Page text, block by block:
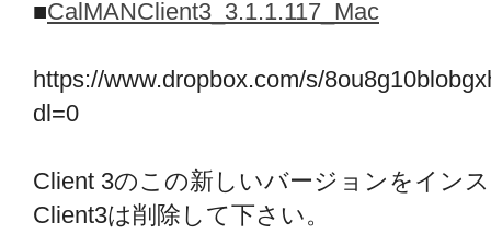
■CalMANClient3_3.1.1.117_Mac
https://www.dropbox.com/s/
dl=0
Client 3のこの新しいバージョンをイン
Client3は削除して下さい。